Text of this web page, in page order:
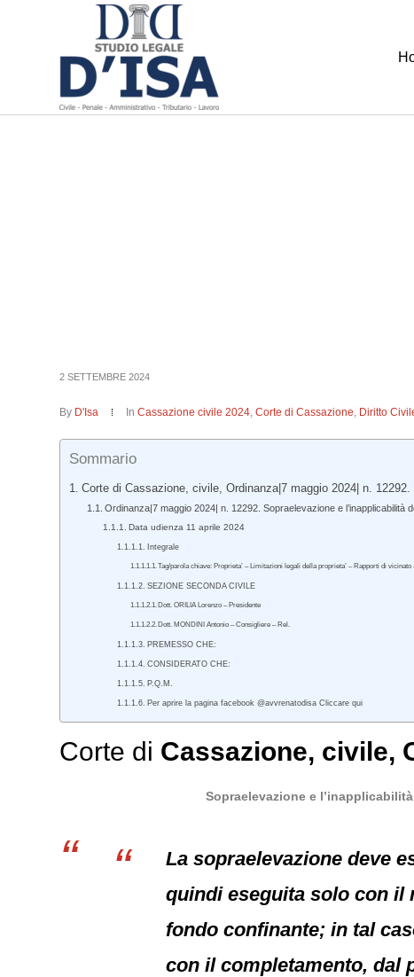
2 SETTEMBRE 2024
By D'Isa InCassazione civile 2024,Corte di Cassazione, Diritto
Sommario
Corte di Cassazione, civile, Ordinanza|7 maggio 2024| n. 12292.
Ordinanza|7 maggio 2024| n. 12292. Sopraelevazione e
Data udienza 11 aprile 2024
Integrale
Tag/parola chiave: Proprieta’ – Limitazioni legali della proprieta’ – Rapporti di
SEZIONE SECONDA CIVILE
Dott. ORILIA Lorenzo – Presidente
Dott. MONDINI Antonio – Consigliere – Rel.
PREMESSO CHE:
CONSIDERATO CHE:
P.Q.M.
Per aprire la pagina facebook @avvrenatodisa Cliccare qui
Corte di Cassazione, civile,
Sopraelevazione e
La sopraelevazione deve
quindi eseguita solo con il
fondo confinante; in tal
con il completamento, dal